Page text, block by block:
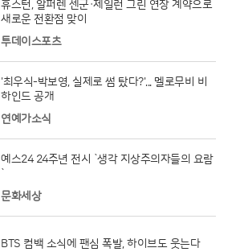
휴스턴, 알퍼렌 센군·제일런 그린 연장 계약으로
새로운 전환점 맞이
투데이스포츠
'최우식-박보영, 실제로 썸 탔다?'... 멜로무비 비
하인드 공개
연예가소식
예스24 24주년 전시 `생각 지상주의자들의 요람
`
문화세상
BTS 컴백 소식에 팬심 폭발, 하이브도 웃는다